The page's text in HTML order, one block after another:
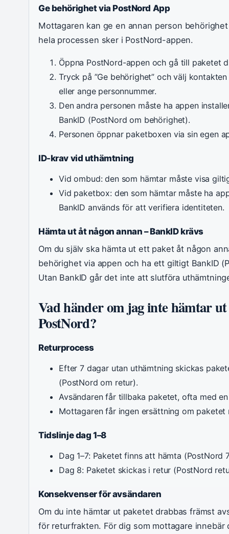
Ge behörighet via PostNord App
Mottagaren kan ge en annan person
hela processen sker i PostNord-appen.
Öppna PostNord-appen och gå till paketet
Tryck på ”Ge behörighet” och välj
eller ange personnummer.
Den andra personen måste ha appen
BankID (PostNord om behörighet).
Personen öppnar paketboxen via sin egen
ID-krav vid uthämtning
Vid ombud: den som hämtar måste visa
Vid paketbox: den som hämtar måste ha
BankID används för att verifiera identiteten.
Hämta ut åt någon annan – BankID krävs
Om du själv ska hämta ut ett paket åt någon
behörighet via appen och ha ett giltigt BankID
Utan BankID går det inte att slutföra
Vad händer om jag inte hämtar
PostNord?
Returprocess
Efter 7 dagar utan uthämtning skickas
(PostNord om retur).
Avsändaren får tillbaka paketet, ofta med
Mottagaren får ingen ersättning om paketet
Tidslinje dag 1–8
Dag 1–7: Paketet finns att hämta (PostNord
Dag 8: Paketet skickas i retur (PostNord
Konsekvenser för avsändaren
Om du inte hämtar ut paketet drabbas främst
för returfrakten. För dig som mottagare innebär